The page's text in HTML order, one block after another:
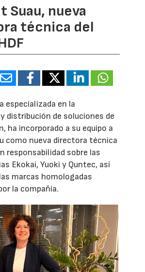
Suau, nueva
técnica del
especializada en la
distribución de soluciones de
ha incorporado a su equipo a
como nueva directora técnica
responsabilidad sobre las
Ekokai, Yuoki y Quntec, así
marcas homologadas
la compañía.